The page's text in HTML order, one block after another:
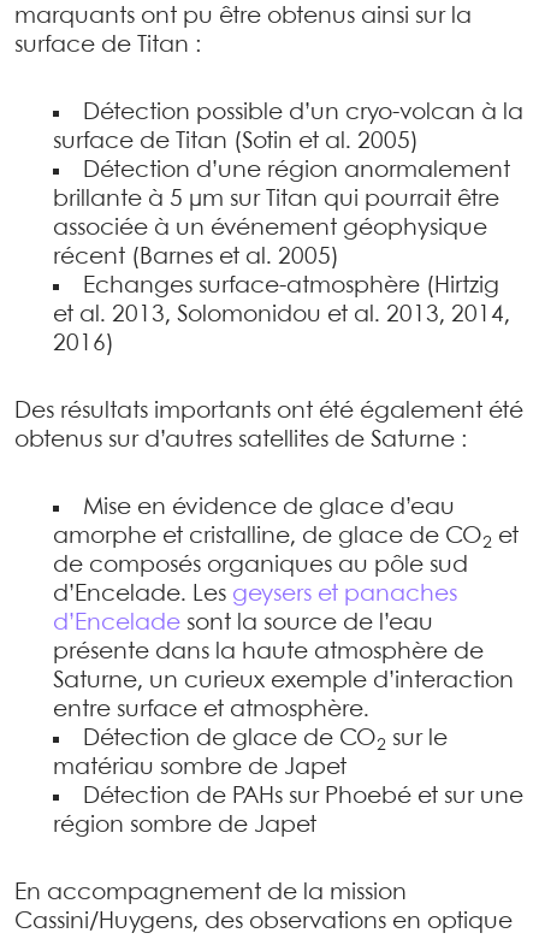
marquants ont pu être obtenus ainsi sur la
surface de Titan :
Détection possible d’un cryo-volcan à la
surface de Titan (Sotin et al. 2005)
Détection d’une région anormalement
brillante à 5 µm sur Titan qui pourrait être
associée à un événement géophysique
récent (Barnes et al. 2005)
Echanges surface-atmosphère (Hirtzig
et al. 2013, Solomonidou et al. 2013, 2014,
2016)
Des résultats importants ont été également été
obtenus sur d’autres satellites de Saturne :
Mise en évidence de glace d’eau
amorphe et cristalline, de glace de CO2 et
de composés organiques au pôle sud
d’Encelade. Les geysers et panaches
d’Encelade sont la source de l’eau
présente dans la haute atmosphère de
Saturne, un curieux exemple d’interaction
entre surface et atmosphère.
Détection de glace de CO2 sur le
matériau sombre de Japet
Détection de PAHs sur Phoebé et sur une
région sombre de Japet
En accompagnement de la mission
Cassini/Huygens, des observations en optique